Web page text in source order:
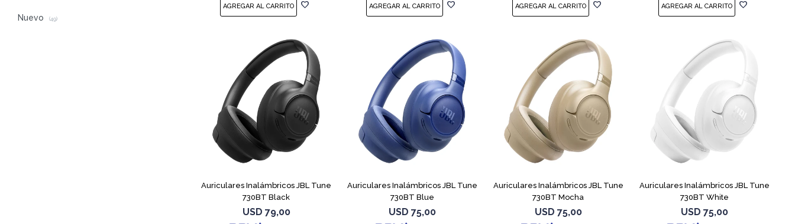
Auriculares Inalámbricos JBL Tune
730BT Black
USD 79,00
Auriculares Inalámbricos JBL Tune
730BT Blue
USD 75,00
Auriculares Inalámbricos JBL Tune
730BT Mocha
USD 75,00
Auriculares Inalámbricos JBL Tune
730BT White
USD 75,00
Nuevo (49)